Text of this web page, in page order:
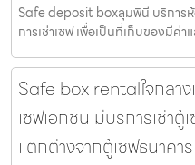
Safe deposit boxลุมพินี บริการ
การเช่าเซฟ เพื่อเป็นที่เก็บของมีค่
Safe box rentalใจกลา
เซฟเอกชน มีบริการเช่า
แตกต่างจากตู้เซฟธนาคา